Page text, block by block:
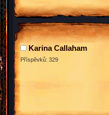
Karina Callaham
Příspěvků: 329